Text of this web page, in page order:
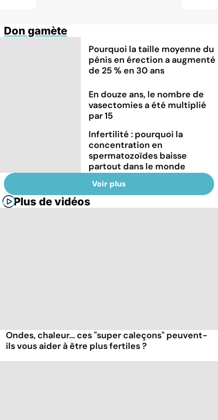
Don gamète
Pourquoi la taille moyenne du
pénis en érection a augmenté
de 25 % en 30 ans
En douze ans, le nombre de
vasectomies a été multiplié
par 15
Infertilité : pourquoi la
concentration en
spermatozoïdes baisse
partout dans le monde
Voir plus
Plus de vidéos
Ondes, chaleur... ces "super caleçons" peuvent-
ils vous aider à être plus fertiles ?